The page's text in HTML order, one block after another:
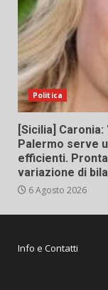
Politica
[Sicilia]
Palermo serve
efficienti.
variazione di
6 Agosto 2026
Info e Contatti